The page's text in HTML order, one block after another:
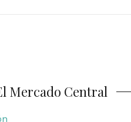
Mercado Central